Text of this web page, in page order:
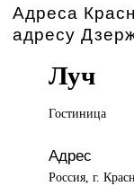
Адреса
адресу
Луч
Гостиница
Адрес
Россия, г.